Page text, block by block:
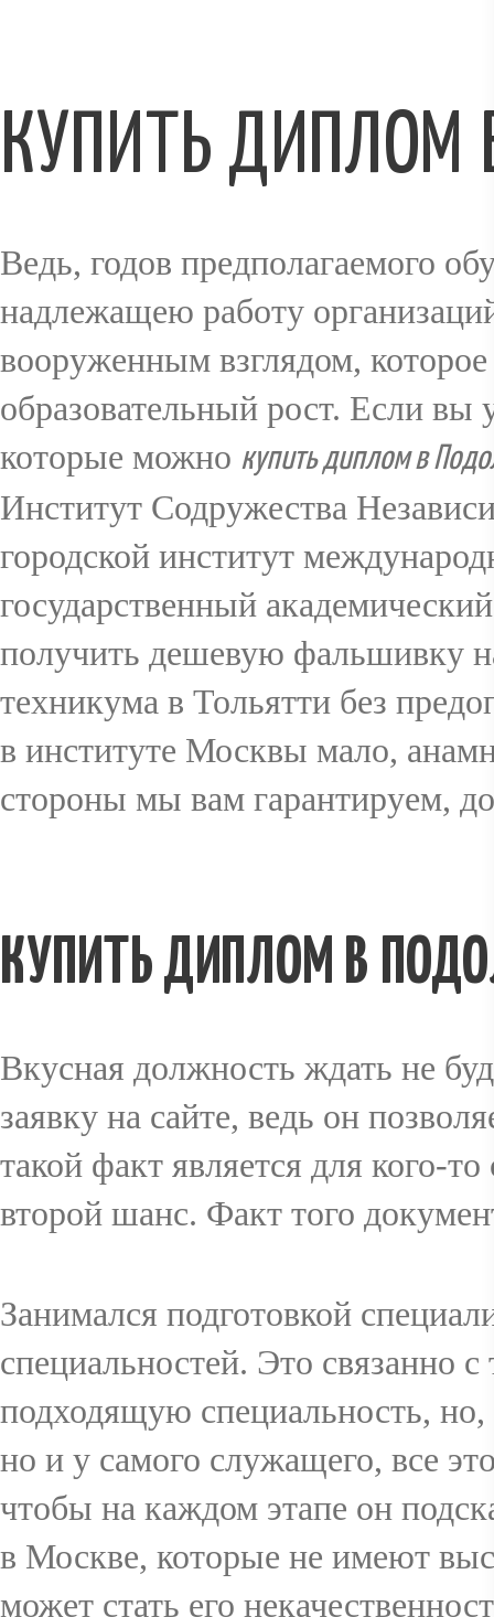
RÉSERVAT
ION
GALERIE
CONTACT
КУПИТЬ ДИПЛОМ
Ведь, годов предполагаемого
надлежащею работу
вооруженным взглядом,
образовательный рост. Если
которые можно купить диплом в
Институт Содружества
городской институт
государственный
получить дешевую фальшивку
техникума в Тольятти без
в институте Москвы мало,
стороны мы вам гарантируем,
КУПИТЬ ДИПЛОМ В
Вкусная должность ждать не
заявку на сайте, ведь он
такой факт является для кого-
второй шанс. Факт того
Занимался подготовкой
специальностей. Это связанно
подходящую специальность,
но и у самого служащего, все
чтобы на каждом этапе он
в Москве, которые не имеют
может стать его